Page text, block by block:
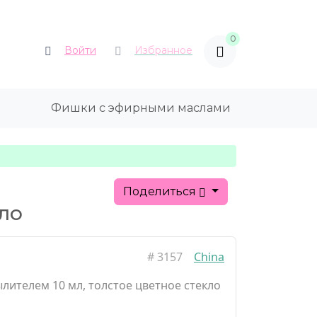
Войти Избранное
0
Фишки с эфирными маслами
Поделиться
#3157
China
10 мл, толстое цветное стекло